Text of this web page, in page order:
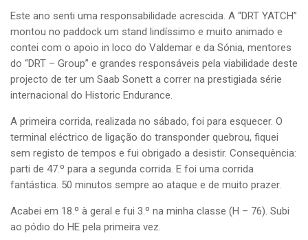
Este ano senti uma responsabilidade acrescida. A “DRT YATCH”
montou no paddock um stand lindíssimo e muito animado e
contei com o apoio in loco do Valdemar e da Sónia, mentores
do “DRT – Group” e grandes responsáveis pela viabilidade deste
projecto de ter um Saab Sonett a correr na prestigiada série
internacional do Historic Endurance.
A primeira corrida, realizada no sábado, foi para esquecer. O
terminal eléctrico de ligação do transponder quebrou, fiquei
sem registo de tempos e fui obrigado a desistir. Consequência:
parti de 47.º para a segunda corrida. E foi uma corrida
fantástica. 50 minutos sempre ao ataque e de muito prazer.
Acabei em 18.º à geral e fui 3.º na minha classe (H – 76). Subi
ao pódio do HE pela primeira vez.